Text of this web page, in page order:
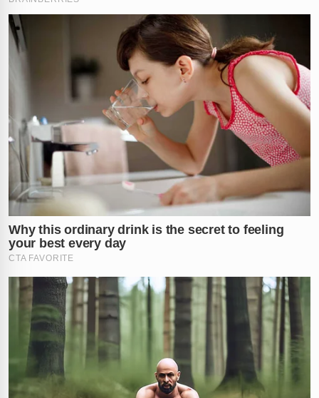
Ver essa foto no Instagram
Um post compartilhado por Portal Tucumã (@portaltucuma)
RECOMENDADO PARA VOCÊ
✕